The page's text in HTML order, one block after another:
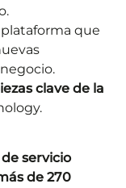
plataforma que
clave de la
servicio
de 270